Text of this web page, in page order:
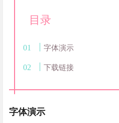
目录
字体演示
下载链接
字体演示